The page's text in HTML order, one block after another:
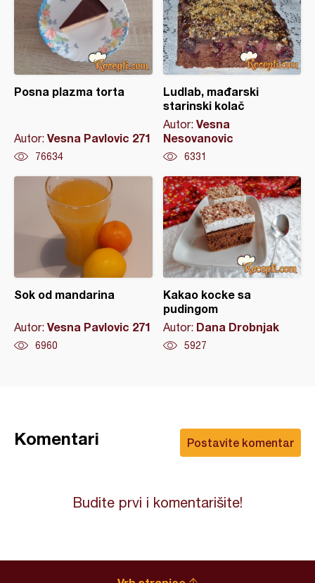
Posna plazma torta
Autor: Vesna Pavlovic 271
76634
Ludlab, mađarski
starinski kolač
Autor: Vesna
Nesovanovic
6331
Sok od mandarina
Autor: Vesna Pavlovic 271
6960
Kakao kocke sa
pudingom
Autor: Dana Drobnjak
5927
Postavite komentar
Komentari
Budite prvi i komentarišite!